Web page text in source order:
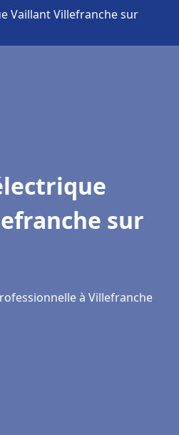
Vaillant Villefranche sur
sur
à Villefranche